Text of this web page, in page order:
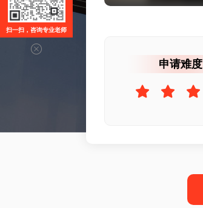
申请难度
扫一扫，咨询专业老师